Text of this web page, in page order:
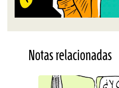
Notas relacionadas